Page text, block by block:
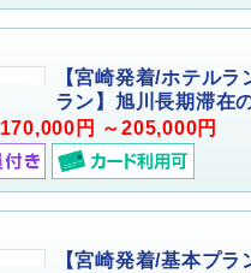
【宮崎発着/ホテル
ラン】旭川長期滞在
170,000円 ～205,000円
【宮崎発着/基本プラ